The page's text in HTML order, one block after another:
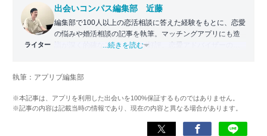
ライター
出会いコンパス編集部 近藤
編集部で100人以上の恋活相談に答えた経験をもとに、恋愛
の悩みや婚活相談の記事を執筆。マッチングアプリにも造
詣が深く的確なアドバイスが好評。恋愛アドバイザーの資
>>JLC認定恋愛アドバイザー資格保持
...続きを読む
執筆：アプリブ編集部
※本記事は、アプリを利用した出会いを100%保証するものではありません。
※記事の内容は記載当時の情報であり、現在の内容と異なる場合があります。